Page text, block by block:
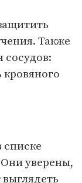
Также
сосудов:
уверены,